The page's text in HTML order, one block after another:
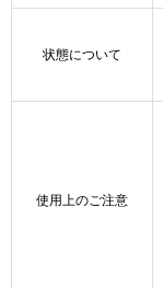
状態について
使用上のご注意